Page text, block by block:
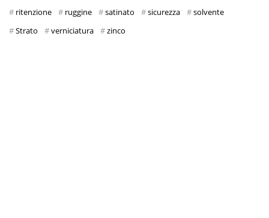
ritenzione
ruggine satinato sicurezza
solvente
Strato
verniciatura zinco